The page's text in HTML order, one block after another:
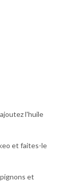
l'huile
et faites-le
et